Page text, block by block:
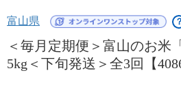
富山県
＜毎月定期便＞富山のお米
5kg＜下旬発送＞全3回【